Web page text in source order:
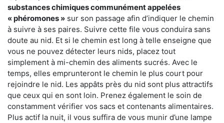
substances chimiques communément appelées
« phéromones » sur son passage afin d’indiquer le chemin
à suivre à ses paires. Suivre cette file vous conduira sans
doute au nid. Et si le chemin est long à telle enseigne que
vous ne pouvez détecter leurs nids, placez tout
simplement à mi-chemin des aliments sucrés. Avec le
temps, elles emprunteront le chemin le plus court pour
rejoindre le nid. Les appâts près du nid sont plus attractifs
que ceux qui en sont loin. Prenez également le soin de
constamment vérifier vos sacs et contenants alimentaires.
Plus actif la nuit, il vous suffira de vous munir d’une lampe